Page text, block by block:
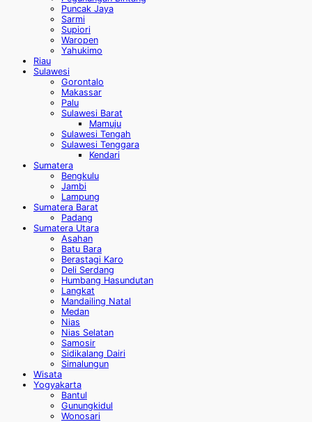
Puncak Jaya
Sarmi
Supiori
Waropen
Yahukimo
Riau
Sulawesi
Gorontalo
Makassar
Palu
Sulawesi Barat
Mamuju
Sulawesi Tengah
Sulawesi Tenggara
Kendari
Sumatera
Bengkulu
Jambi
Lampung
Sumatera Barat
Padang
Sumatera Utara
Asahan
Batu Bara
Berastagi Karo
Deli Serdang
Humbang Hasundutan
Langkat
Mandailing Natal
Medan
Nias
Nias Selatan
Samosir
Sidikalang Dairi
Simalungun
Wisata
Yogyakarta
Bantul
Gunungkidul
Wonosari